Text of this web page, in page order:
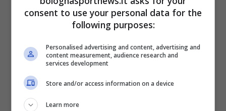
Nicolò Cambiaghi 5
I calciatore straripante che si era conquistato
la maglia della Nazionale poco più di un mese
fa sembra un lontano ricordo. Su quel lato
gode di maggior libertà rispetto a Rowe vista
consent to use your personal data for the
following purposes:
Personalised advertising and content, advertising and
content measurement, audience research and
services development
Store and/or access information on a device
Learn more